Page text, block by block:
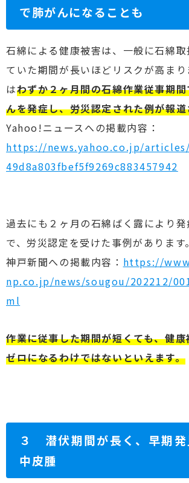
で肺がんになることも
石綿による健康被害は、一般に石綿
ていた期間が長いほどリスクが高ま
はわずか２ヶ月間の石綿作業従事期
んを発症し、労災認定された例が報
Yahoo!ニュースへの掲載内容：
https://news.yahoo.co.jp/
49d8a803fbef5f9269c883457942
過去にも２ヶ月の石綿ばく露により
で、労災認定を受けた事例があります。
神戸新聞への掲載内容： https://
np.co.jp/news/sougou/202212/
ml
作業に従事した期間が短くても、健
ゼロになるわけではないといえます。
３ 潜伏期間が長く、早期発
中皮腫